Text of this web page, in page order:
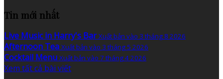
Tin mới nhất
Live Music in Harry's Bar Xuất bản vào 3 tháng 8 2026
Afternoon Tea Xuất bản vào 3 tháng 5 2026
Cocktail Menu Xuất bản vào 7 tháng 4 2026
Xem tất cả bài viết